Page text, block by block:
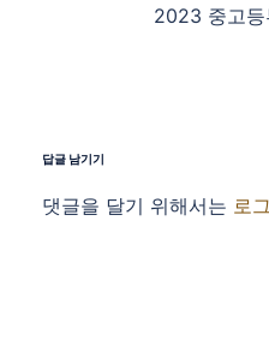
2023 중고
답글 남기기
댓글을 달기 위해서는 로